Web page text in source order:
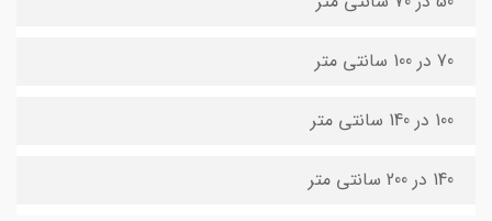
70 در 100 سانتی متر
100 در 140 سانتی متر
140 در 200 سانتی متر